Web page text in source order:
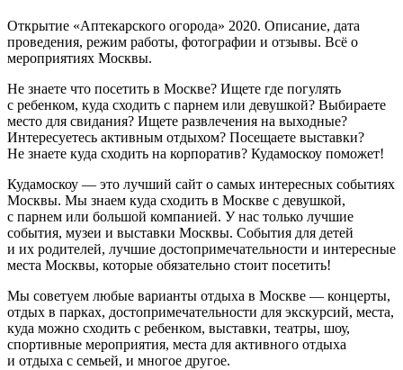
Открытие «Аптекарского огорода» 2020. Описание, дата
проведения, режим работы, фотографии и отзывы. Всё о
мероприятиях Москвы.
Не знаете что посетить в Москве? Ищете где погулять
с ребенком, куда сходить с парнем или девушкой? Выбираете
место для свидания? Ищете развлечения на выходные?
Интересуетесь активным отдыхом? Посещаете выставки?
Не знаете куда сходить на корпоратив? Кудамоскоу поможет!
Кудамоскоу — это лучший сайт о самых интересных событиях
Москвы. Мы знаем куда сходить в Москве с девушкой,
с парнем или большой компанией. У нас только лучшие
события, музеи и выставки Москвы. События для детей
и их родителей, лучшие достопримечательности и интересные
места Москвы, которые обязательно стоит посетить!
Мы советуем любые варианты отдыха в Москве — концерты,
отдых в парках, достопримечательности для экскурсий, места,
куда можно сходить с ребенком, выставки, театры, шоу,
спортивные мероприятия, места для активного отдыха
и отдыха с семьей, и многое другое.